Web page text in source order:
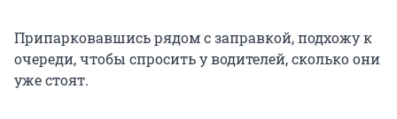
Припарковавшись рядом с заправкой, подхожу к
очереди, чтобы спросить у водителей, сколько они
уже стоят.